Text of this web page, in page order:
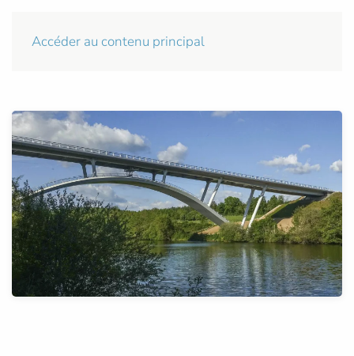
Accéder au contenu principal